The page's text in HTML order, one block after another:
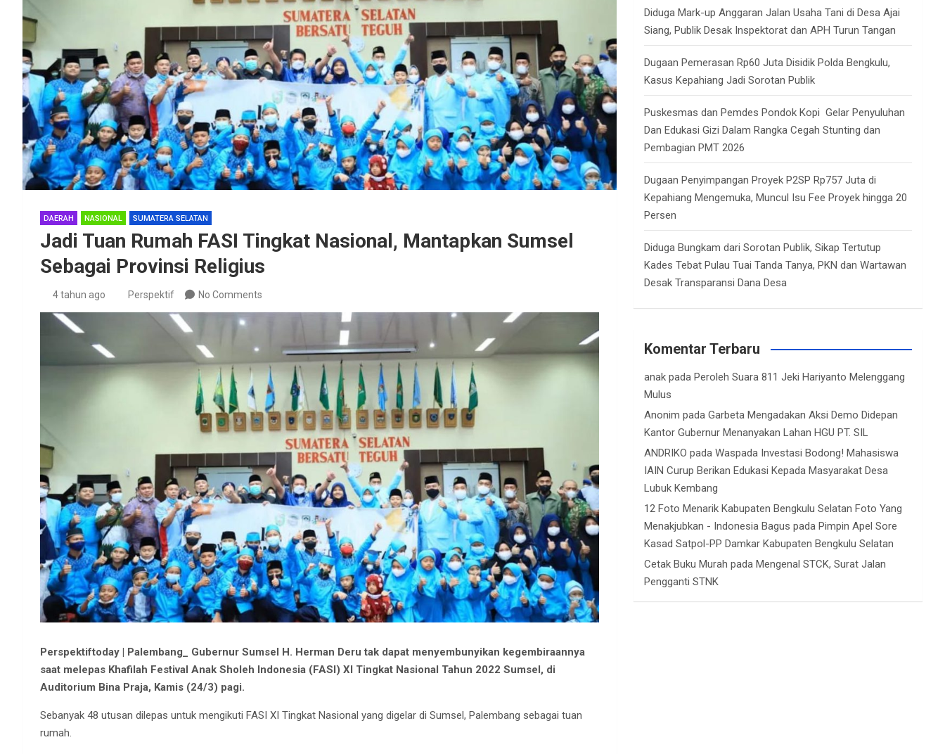
DAERAH NASIONAL SUMATERA SELATAN
Jadi Tuan Rumah FASI Tingkat Nasional, Mantapkan Sumsel
Sebagai Provinsi Religius
4 tahun ago Perspektif No Comments
Perspektiftoday | Palembang_ Gubernur Sumsel H. Herman Deru tak dapat menyembunyikan kegembiraannya
saat melepas Khafilah Festival Anak Sholeh Indonesia (FASI) XI Tingkat Nasional Tahun 2022 Sumsel, di
Auditorium Bina Praja, Kamis (24/3) pagi.
Sebanyak 48 utusan dilepas untuk mengikuti FASI XI Tingkat Nasional yang digelar di Sumsel, Palembang sebagai tuan
rumah.
Diduga Mark-up Anggaran Jalan Usaha Tani di Desa Ajai
Siang, Publik Desak Inspektorat dan APH Turun Tangan
Dugaan Pemerasan Rp60 Juta Disidik Polda Bengkulu,
Kasus Kepahiang Jadi Sorotan Publik
Puskesmas dan Pemdes Pondok Kopi Gelar Penyuluhan
Dan Edukasi Gizi Dalam Rangka Cegah Stunting dan
Pembagian PMT 2026
Dugaan Penyimpangan Proyek P2SP Rp757 Juta di
Kepahiang Mengemuka, Muncul Isu Fee Proyek hingga 20
Persen
Diduga Bungkam dari Sorotan Publik, Sikap Tertutup
Kades Tebat Pulau Tuai Tanda Tanya, PKN dan Wartawan
Desak Transparansi Dana Desa
Komentar Terbaru
anak pada Peroleh Suara 811 Jeki Hariyanto Melenggang
Mulus
Anonim padaGarbeta Mengadakan Aksi Demo Didepan
Kantor Gubernur Menanyakan Lahan HGU PT. SIL
ANDRIKO padaWaspada Investasi Bodong! Mahasiswa
IAIN Curup Berikan Edukasi Kepada Masyarakat Desa
Lubuk Kembang
12 Foto Menarik Kabupaten Bengkulu Selatan Foto Yang
Menakjubkan - Indonesia Bagus pada Pimpin Apel Sore
Kasad Satpol-PP Damkar Kabupaten Bengkulu Selatan
Cetak Buku Murah pada Mengenal STCK, Surat Jalan
Pengganti STNK